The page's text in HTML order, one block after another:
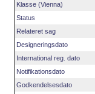
Klasse (Vienna)
Status
Relateret sag
Designeringsdato
International reg. dato
Notifikationsdato
Godkendelsesdato